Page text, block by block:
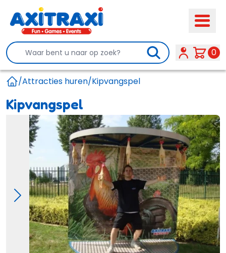
Search 0
/Attracties huren/Kipvangspel
Kipvangspel